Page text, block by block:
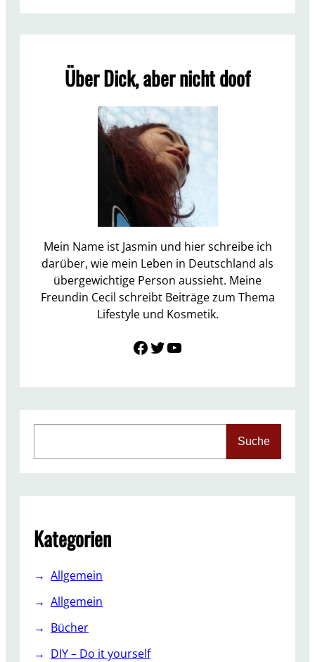
X
I
N
G
G
y
b
o
x
S
e
e
r
0
6
Über Dick, aber nicht doof
Mein Name ist Jasmin und hier schreibe ich
darüber, wie mein Leben in Deutschland als
übergewichtige Person aussieht. Meine
Freundin Cecil schreibt Beiträge zum Thema
Lifestyle und Kosmetik.
Link zu Facebook Twitter YouTube
c
Suche
Kategorien
Allgemein
Allgemein
Bücher
DIY – Do it yourself